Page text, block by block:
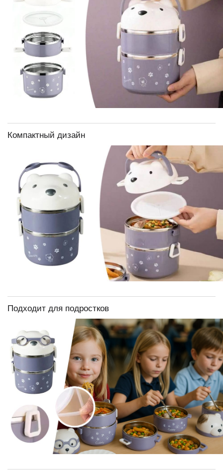
Компактный дизайн
Подходит для подростков